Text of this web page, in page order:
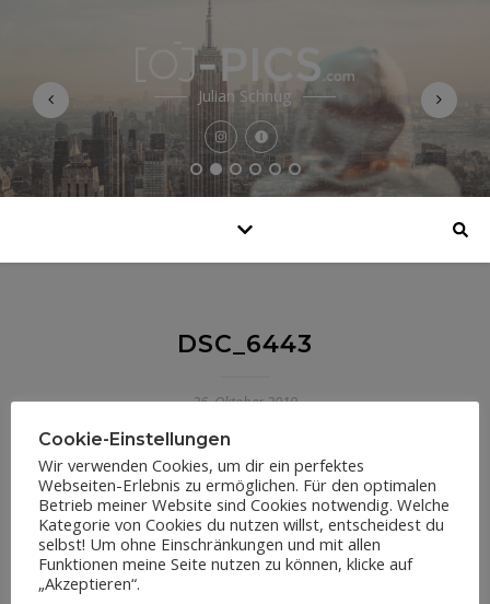
Julian Schnug
DSC_6443
26. Oktober 2019
Cookie-Einstellungen
Wir verwenden Cookies, um dir ein perfektes
Webseiten-Erlebnis zu ermöglichen. Für den optimalen
Betrieb meiner Website sind Cookies notwendig. Welche
Kategorie von Cookies du nutzen willst, entscheidest du
selbst! Um ohne Einschränkungen und mit allen
Funktionen meine Seite nutzen zu können, klicke auf
„Akzeptieren“.